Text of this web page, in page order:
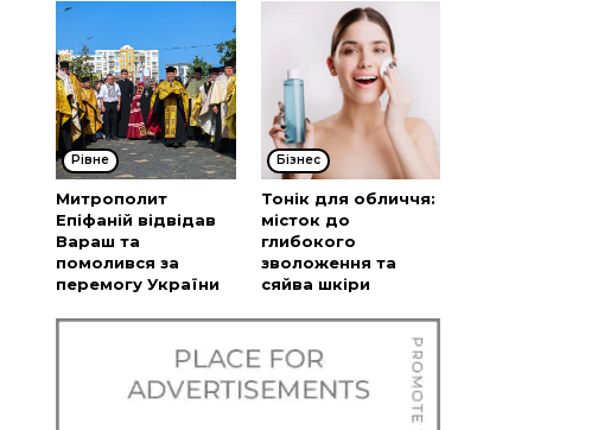
Рівне
Митрополит
Епіфаній відвідав
Вараш та
помолився за
перемогу України
Бізнес
Тонік для обличчя:
місток до
глибокого
зволоження та
сяйва шкіри